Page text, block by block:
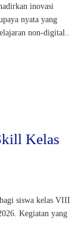
inovasi
nyata yang
non-digital..
Kelas
siswa kelas VIII
Kegiatan yang